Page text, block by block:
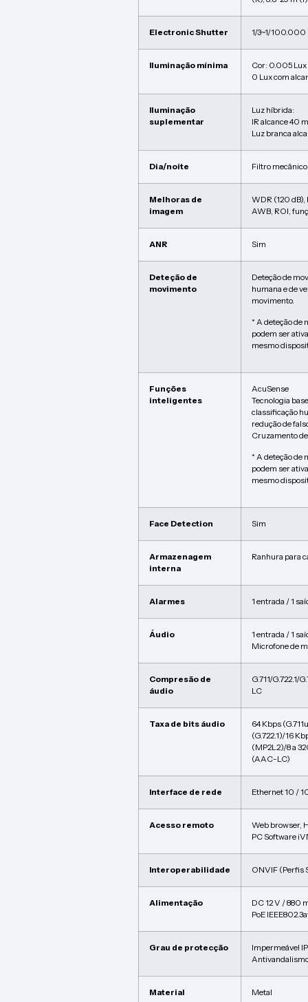
Electronic Shutter 1/3~1/100.000
Iluminação mínima
Cor: 0.005 Lux
0 Lux com
Iluminação
suplementar
Luz híbrida:
IR alcance 40 m
Luz branca
Dia/noite Filtro
Melhoras de
imagem
WDR (120 dB),
AWB, ROI,
ANR Sim
Deteção de
movimento
Deteção de
humana e de
movimento.
* A deteção de
podem ser
mesmo
Funções
inteligentes
AcuSense
Tecnologia
classificação
redução de
Cruzamento
* A deteção de
podem ser
mesmo
Face Detection Sim
Armazenagem
interna
Ranhura para
Alarmes 1 entrada / 1
Áudio
1 entrada / 1
Microfone de
Compresão de
áudio
G.711/
LC
Taxa de bits áudio
64 Kbps
(G.722.1)/16
(MP2L2)/8 a
(AAC-LC)
Interface de rede Ethernet 10 /
Acesso remoto
Web browser,
PC Software
Interoperabilidade ONVIF (Perfis
Alimentação
DC 12 V / 880
PoE
Grau de protecção
Impermeável
Material Metal